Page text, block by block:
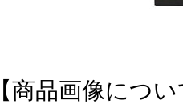
【商品画像につ